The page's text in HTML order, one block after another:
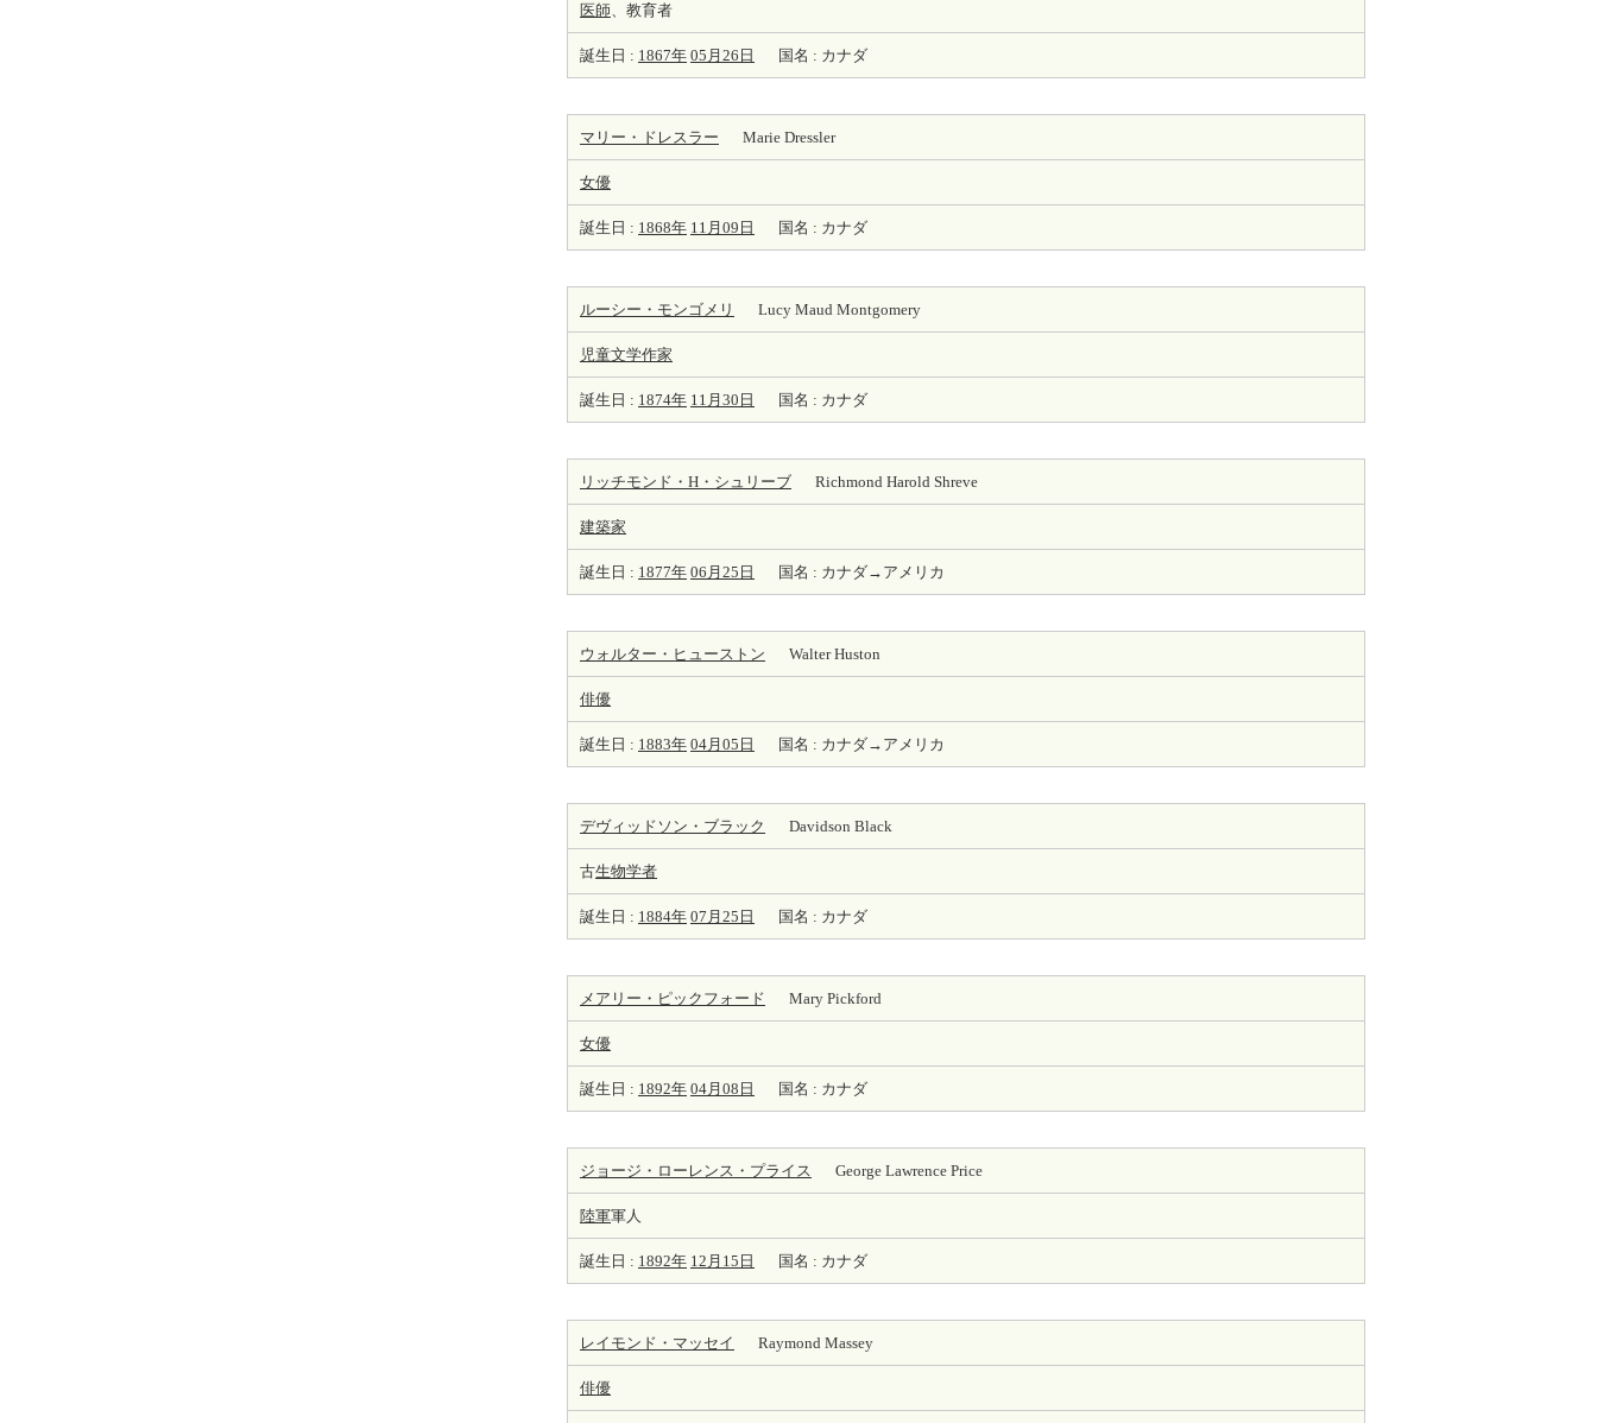
医師、教育者
誕生日 : 1867年 05月26日 国名 : カナダ
マリー・ドレスラー Marie Dressler
女優
誕生日 : 1868年 11月09日 国名 : カナダ
ルーシー・モンゴメリ Lucy Maud Montgomery
児童文学作家
誕生日 : 1874年 11月30日 国名 : カナダ
リッチモンド・H・シュリーブ Richmond Harold Shreve
建築家
誕生日 : 1877年 06月25日 国名 : カナダ→アメリカ
ウォルター・ヒューストン Walter Huston
俳優
誕生日 : 1883年 04月05日 国名 : カナダ→アメリカ
デヴィッドソン・ブラック Davidson Black
古生物学者
誕生日 : 1884年 07月25日 国名 : カナダ
メアリー・ピックフォード Mary Pickford
女優
誕生日 : 1892年 04月08日 国名 : カナダ
ジョージ・ローレンス・プライス George Lawrence Price
陸軍軍人
誕生日 : 1892年 12月15日 国名 : カナダ
レイモンド・マッセイ Raymond Massey
俳優